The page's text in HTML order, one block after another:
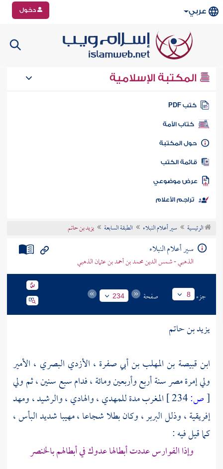
عربي دخول
المكتبة الإسلامية
كتب PDF
كتاب الأمة
المكتبة
الكتب
موضوعي
تراجم الأعلام
الرئيسية سير أعلام النبلاء الطبقة السابعة يزيد بن حاتم
سير أعلام النبلاء
الذهبي - شمس الدين محمد بن أحمد بن عثمان الذهبي
جزء 8 صفحة 234
يزيد بن حاتم
ابن قبيصة بن المهلب بن أبي صفرة ، الأزدي البصري ، الأمير
ولي إمرةمصرسنة أربع وأربعين ومائة ، فدام سبع سنين ، ثم ولي
[ص: المغربمدةللمهدي،والهادي،والرشيد، ومهد
إفريقية، وذللالبربر، وكان بطلا شجاعا ، مهيبا شديد البأس ،
كما قيل فيه :
وإذا الفوارس عددت أبطالها عدوك في أبطالهم بالخنصر